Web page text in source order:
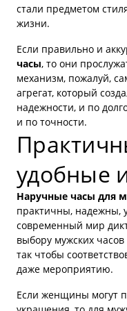
стали предметом
жизни.
Если правильно и
часы, то они
механизм, пожалуй,
агрегат, который
надежности, и по
и по точности.
удобные
Наручные часы для
практичны, надежны,
современный мир
выбору мужских
так чтобы
даже мероприятию.
Если женщины могут